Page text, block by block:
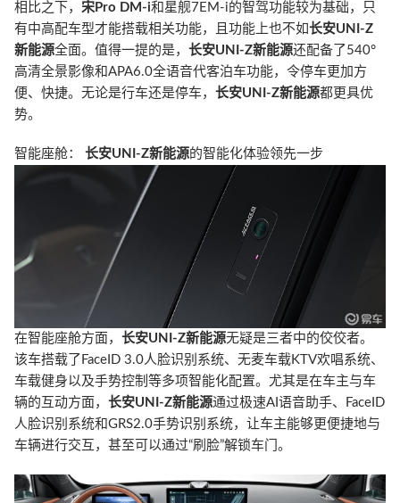
相比之下，宋Pro DM-i和星舰7EM-i的智驾功能较为基础，只
有中高配车型才能搭载相关功能，且功能上也不如长安UNI-Z
新能源全面。值得一提的是，长安UNI-Z新能源还配备了540°
高清全景影像和APA6.0全语音代客泊车功能，令停车更加方
便、快捷。无论是行车还是停车，长安UNI-Z新能源都更具优
势。
智能座舱：长安UNI-Z新能源的智能化体验领先一步
在智能座舱方面，长安UNI-Z新能源无疑是三者中的佼佼者。
该车搭载了FaceID 3.0人脸识别系统、无麦车载KTV欢唱系统、
车载健身以及手势控制等多项智能化配置。尤其是在车主与车
辆的互动方面，长安UNI-Z新能源通过极速AI语音助手、FaceID
人脸识别系统和GRS2.0手势识别系统，让车主能够更便捷地与
车辆进行交互，甚至可以通过“刷脸”解锁车门。